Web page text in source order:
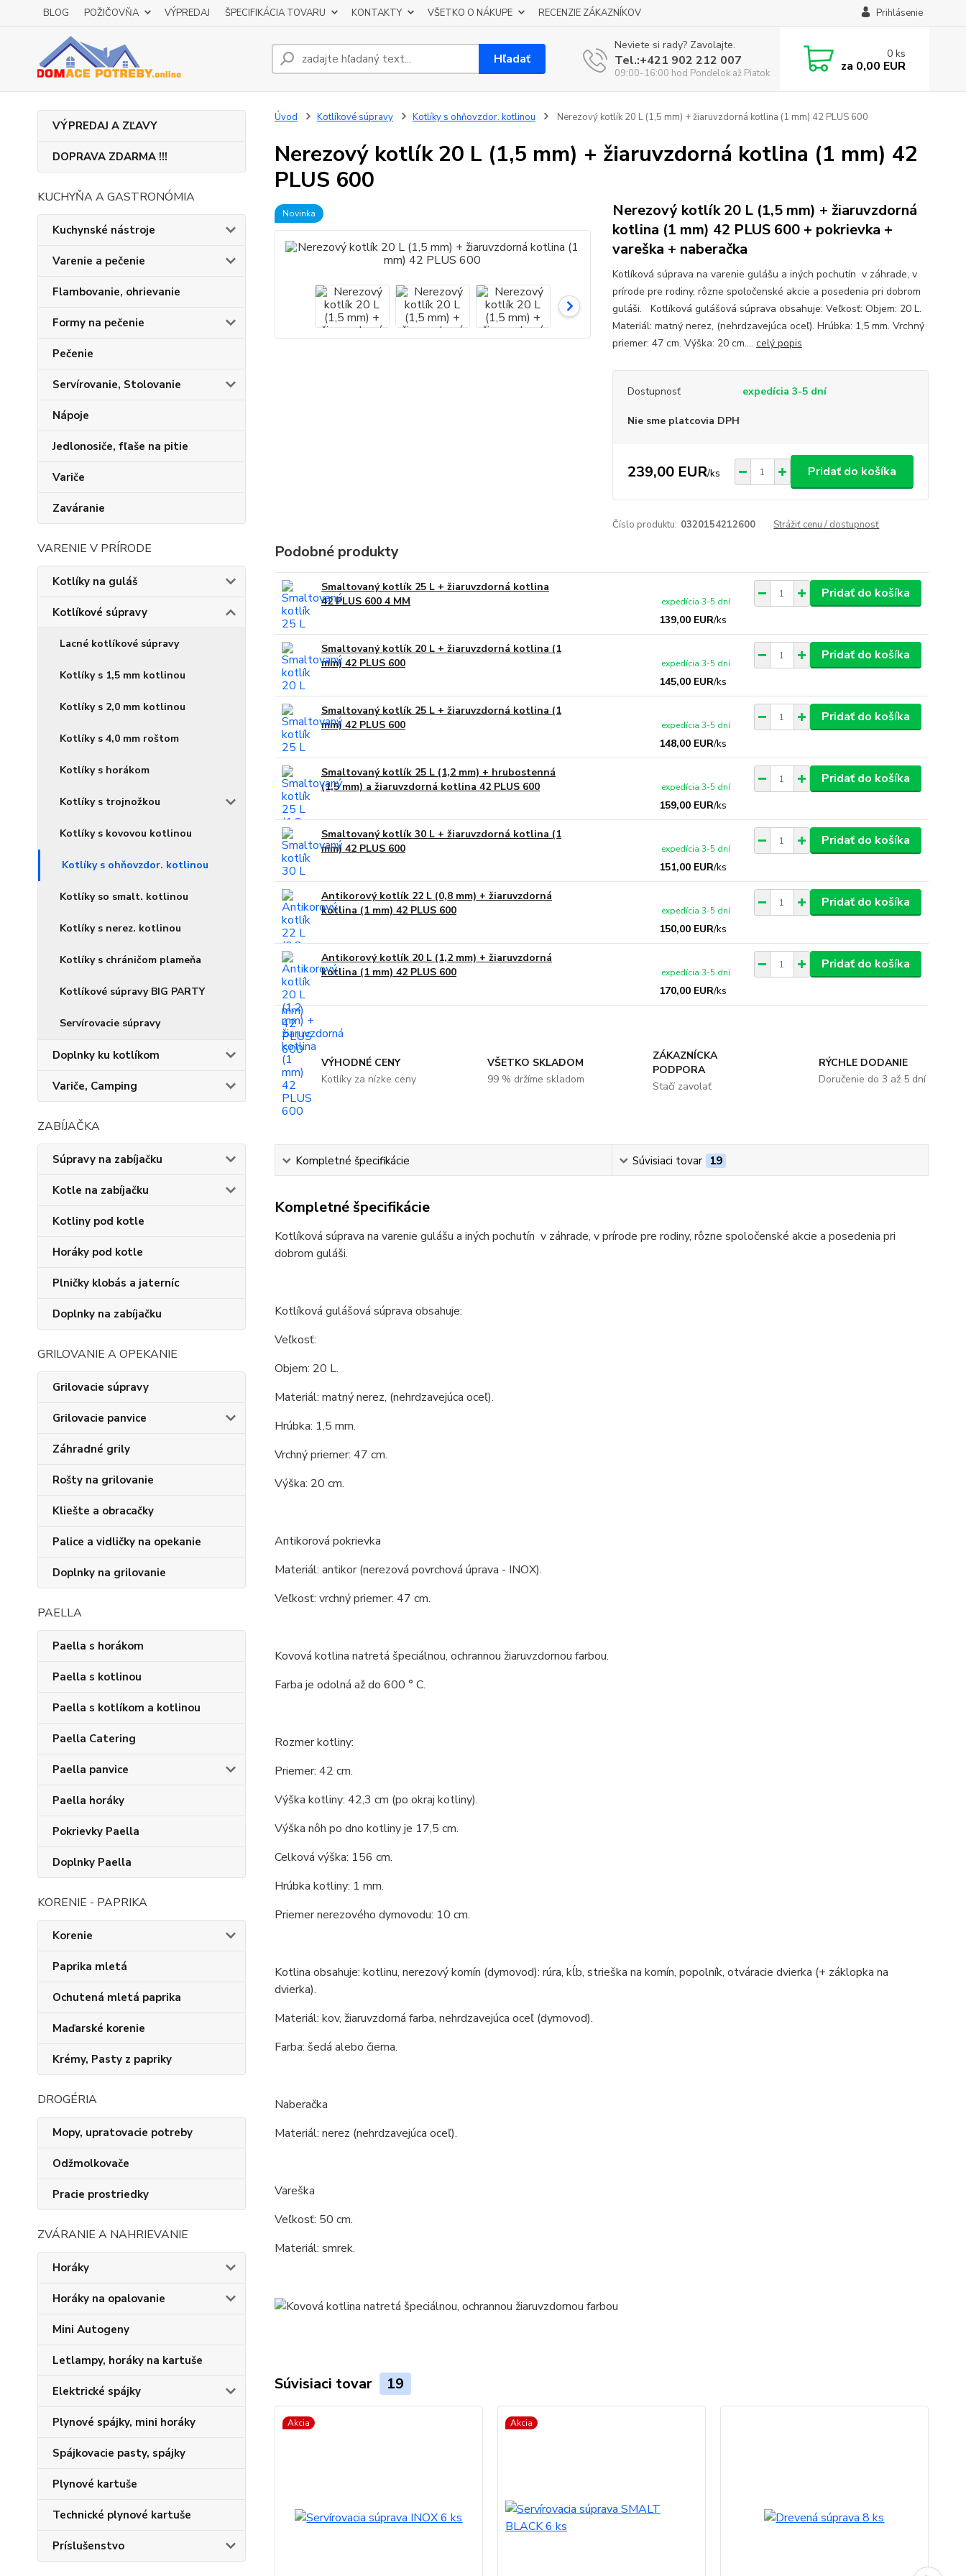
BLOG POŽIČOVŇA VÝPREDAJ ŠPECIFIKÁCIA TOVARU KONTAKTY VŠETKO O NÁKUPE RECENZIE ZÁKAZNÍKOV Prihlásenie
Hľadať
Neviete si rady? Zavolajte.
Tel.:+421 902 212 007
09:00-16:00 hod Pondelok až Piatok
0 ks
za 0,00 EUR
VÝPREDAJ A ZĽAVY
DOPRAVA ZDARMA !!!
KUCHYŇA A GASTRONÓMIA
Kuchynské nástroje
Varenie a pečenie
Flambovanie, ohrievanie
Formy na pečenie
Pečenie
Servírovanie, Stolovanie
Nápoje
Jedlonosiče, fľaše na pitie
Variče
Zaváranie
VARENIE V PRÍRODE
Kotlíky na guláš
Kotlíkové súpravy
Lacné kotlíkové súpravy
Kotlíky s 1,5 mm kotlinou
Kotlíky s 2,0 mm kotlinou
Kotlíky s 4,0 mm roštom
Kotlíky s horákom
Kotlíky s trojnožkou
Kotlíky s kovovou kotlinou
Kotlíky s ohňovzdor. kotlinou
Kotlíky so smalt. kotlinou
Kotlíky s nerez. kotlinou
Kotlíky s chráničom plameňa
Kotlíkové súpravy BIG PARTY
Servírovacie súpravy
Doplnky ku kotlíkom
Variče, Camping
ZABÍJAČKA
Súpravy na zabíjačku
Kotle na zabíjačku
Kotliny pod kotle
Horáky pod kotle
Plničky klobás a jaterníc
Doplnky na zabíjačku
GRILOVANIE A OPEKANIE
Grilovacie súpravy
Grilovacie panvice
Záhradné grily
Rošty na grilovanie
Kliešte a obracačky
Palice a vidličky na opekanie
Doplnky na grilovanie
PAELLA
Paella s horákom
Paella s kotlinou
Paella s kotlíkom a kotlinou
Paella Catering
Paella panvice
Paella horáky
Pokrievky Paella
Doplnky Paella
KORENIE - PAPRIKA
Korenie
Paprika mletá
Ochutená mletá paprika
Maďarské korenie
Krémy, Pasty z papriky
DROGÉRIA
Mopy, upratovacie potreby
Odžmolkovače
Pracie prostriedky
ZVÁRANIE A NAHRIEVANIE
Horáky
Horáky na opalovanie
Mini Autogeny
Letlampy, horáky na kartuše
Elektrické spájky
Plynové spájky, mini horáky
Spájkovacie pasty, spájky
Plynové kartuše
Technické plynové kartuše
Príslušenstvo
Úvod Kotlíkové súpravy Kotlíky s ohňovzdor. kotlinou Nerezový kotlík 20 L (1,5 mm) + žiaruvzdorná kotlina (1 mm) 42 PLUS 600
Nerezový kotlík 20 L (1,5 mm) + žiaruvzdorná kotlina (1 mm) 42
PLUS 600
Novinka
Nerezový kotlík 20 L (1,5 mm) + žiaruvzdorná
kotlina (1 mm) 42 PLUS 600 + pokrievka +
vareška + naberačka
Kotlíková súprava na varenie gulášu a iných pochutín v záhrade, v
prírode pre rodiny, rôzne spoločenské akcie a posedenia pri dobrom
guláši. Kotlíková gulášová súprava obsahuje: Veľkosť: Objem: 20 L.
Materiál: matný nerez, (nehrdzavejúca oceľ). Hrúbka: 1,5 mm. Vrchný
priemer: 47 cm. Výška: 20 cm.... celý popis
Dostupnosť expedícia 3-5 dní
Nie sme platcovia DPH
239,00 EUR/ks Pridať do košíka
Číslo produktu: 0320154212600 Strážiť cenu / dostupnosť
Podobné produkty
Smaltovaný kotlík 25 L + žiaruvzdorná kotlina
42 PLUS 600 4 MM
139,00 EUR/ks
expedícia 3-5 dní
Pridať do košíka
Smaltovaný kotlík 20 L + žiaruvzdorná kotlina (1
mm) 42 PLUS 600
145,00 EUR/ks
expedícia 3-5 dní
Pridať do košíka
Smaltovaný kotlík 25 L + žiaruvzdorná kotlina (1
mm) 42 PLUS 600
148,00 EUR/ks
expedícia 3-5 dní
Pridať do košíka
Smaltovaný kotlík 25 L (1,2 mm) + hrubostenná
(1,5 mm) a žiaruvzdorná kotlina 42 PLUS 600
159,00 EUR/ks
expedícia 3-5 dní
Pridať do košíka
Smaltovaný kotlík 30 L + žiaruvzdorná kotlina (1
mm) 42 PLUS 600
151,00 EUR/ks
expedícia 3-5 dní
Pridať do košíka
Antikorový kotlík 22 L (0,8 mm) + žiaruvzdorná
kotlina (1 mm) 42 PLUS 600
150,00 EUR/ks
expedícia 3-5 dní
Pridať do košíka
Antikorový kotlík 20 L (1,2 mm) + žiaruvzdorná
kotlina (1 mm) 42 PLUS 600
170,00 EUR/ks
expedícia 3-5 dní
Pridať do košíka
VÝHODNÉ CENY
Kotlíky za nízke ceny
VŠETKO SKLADOM
99 % držíme skladom
ZÁKAZNÍCKA
PODPORA
Stačí zavolať
RÝCHLE DODANIE
Doručenie do 3 až 5 dní
Kompletné špecifikácie Súvisiaci tovar 19
Kompletné špecifikácie
Kotlíková súprava na varenie gulášu a iných pochutín v záhrade, v prírode pre rodiny, rôzne spoločenské akcie a posedenia pri
dobrom guláši.
Kotlíková gulášová súprava obsahuje:
Veľkosť:
Objem: 20 L.
Materiál: matný nerez, (nehrdzavejúca oceľ).
Hrúbka: 1,5 mm.
Vrchný priemer: 47 cm.
Výška: 20 cm.
Antikorová pokrievka
Materiál: antikor (nerezová povrchová úprava - INOX).
Veľkosť: vrchný priemer: 47 cm.
Kovová kotlina natretá špeciálnou, ochrannou žiaruvzdornou farbou.
Farba je odolná až do 600 ° C.
Rozmer kotliny:
Priemer: 42 cm.
Výška kotliny: 42,3 cm (po okraj kotliny).
Výška nôh po dno kotliny je 17,5 cm.
Celková výška: 156 cm.
Hrúbka kotliny: 1 mm.
Priemer nerezového dymovodu: 10 cm.
Kotlina obsahuje: kotlinu, nerezový komín (dymovod): rúra, kĺb, strieška na komín, popolník, otváracie dvierka (+ záklopka na
dvierka).
Materiál: kov, žiaruvzdorná farba, nehrdzavejúca oceľ (dymovod).
Farba: šedá alebo čierna.
Naberačka
Materiál: nerez (nehrdzavejúca oceľ).
Vareška
Veľkosť: 50 cm.
Materiál: smrek.
Súvisiaci tovar 19
Akcia Akcia